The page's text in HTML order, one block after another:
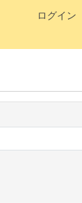
ログイン